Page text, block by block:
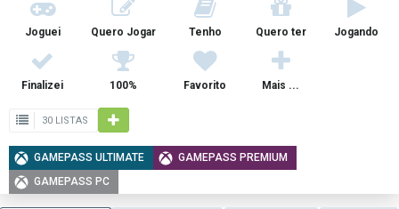
Joguei Quero Jogar Tenho Quero ter Jogando
Finalizei 100% Favorito Mais ...
30 LISTAS
GAMEPASS ULTIMATE
GAMEPASS PREMIUM
GAMEPASS PC